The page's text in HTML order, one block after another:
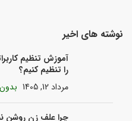
نوشته های اخیر
آموزش تنظیم
را تنظیم کنیم؟
مرداد 12, 1405